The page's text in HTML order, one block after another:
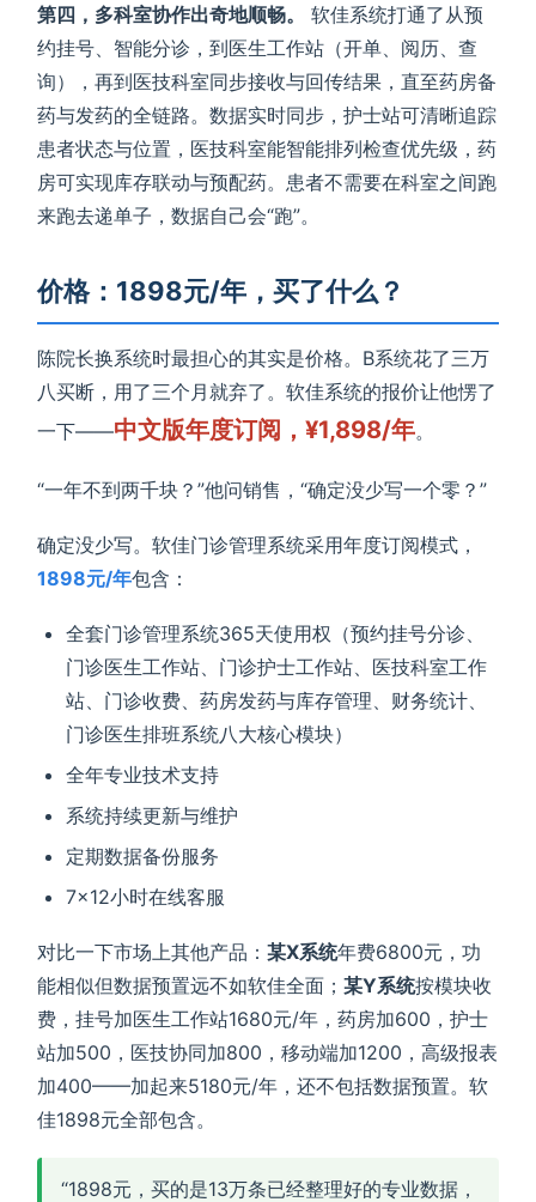
第四，多科室协作出奇地顺畅。
软佳系统打通了从预
约挂号、智能分诊，到医生工作站（开单、阅历、查
询），再到医技科室同步接收与回传结果，直至药房备
药与发药的全链路。数据实时同步，护士站可清晰追踪
患者状态与位置，医技科室能智能排列检查优先级，药
房可实现库存联动与预配药。患者不需要在科室之间跑
来跑去递单子，数据自己会“跑”。
价格：1898元/年，买了什么？
陈院长换系统时最担心的其实是价格。B系统花了三万
八买断，用了三个月就弃了。软佳系统的报价让他愣了
一下——中文版年度订阅，¥1,898/年。
“一年不到两千块？”他问销售，“确定没少写一个零？”
确定没少写。软佳门诊管理系统采用年度订阅模式，
1898元/年包含：
全套门诊管理系统365天使用权（预约挂号分诊、
门诊医生工作站、门诊护士工作站、医技科室工作
站、门诊收费、药房发药与库存管理、财务统计、
门诊医生排班系统八大核心模块）
全年专业技术支持
系统持续更新与维护
定期数据备份服务
7×12小时在线客服
对比一下市场上其他产品： 某X系统年费6800元，功
能相似但数据预置远不如软佳全面； 某Y系统按模块收
费，挂号加医生工作站1680元/年，药房加600，护士
站加500，医技协同加800，移动端加1200，高级报表
加400——加起来5180元/年，还不包括数据预置。软
佳1898元全部包含。
“1898元，买的是13万条已经整理好的专业数据，